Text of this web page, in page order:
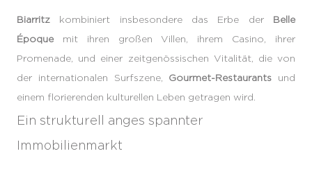
Biarritz kombiniert insbesondere das Erbe der Belle
Époque mit ihren großen Villen, ihrem Casino, ihrer
Promenade, und einer zeitgenössischen Vitalität, die von
der internationalen Surfszene, Gourmet-Restaurants und
einem florierenden kulturellen Leben getragen wird.
Ein strukturell anges spannter
Immobilienmarkt